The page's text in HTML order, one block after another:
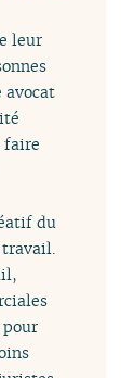
leur
avocat
faire
du
travail.